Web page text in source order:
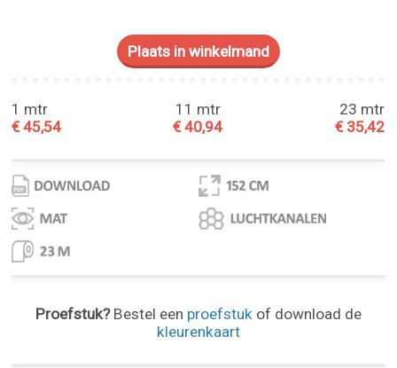
1 mtr
€ 45,54
11 mtr
€ 40,94
23 mtr
€ 35,42
Proefstuk?Bestel een proefstukof download de
kleurenkaart